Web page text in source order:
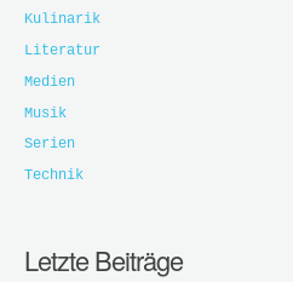
Kulinarik
Literatur
Medien
Musik
Serien
Technik
Letzte Beiträge